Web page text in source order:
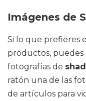
Imágenes de
Si lo que prefieres
productos, puedes
fotografías de
ratón una de las
de artículos para